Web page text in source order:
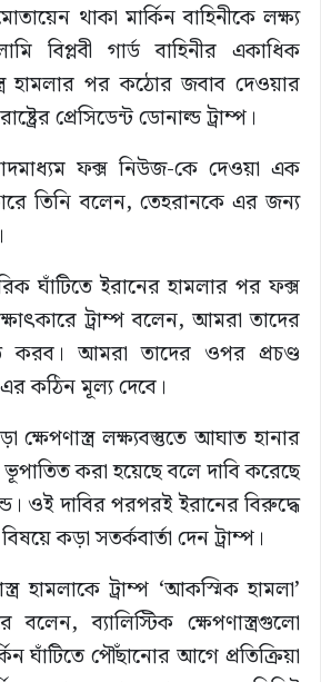
থাকা মার্কিন বাহিনীকে লক্ষ্য
বিপ্লবী গার্ড বাহিনীর একাধিক
হামলার পর কঠোর জবাব দেওয়ার
প্রেসিডেন্ট ডোনাল্ড ট্রাম্প।
ফক্স নিউজ-কে দেওয়া এক
তিনি বলেন, তেহরানকে এর জন্য
ঘাঁটিতে ইরানের হামলার পর ফক্স
ট্রাম্প বলেন, আমরা তাদের
করব। আমরা তাদের ওপর প্রচণ্ড
কঠিন মূল্য দেবে।
ক্ষেপণাস্ত্র লক্ষ্যবস্তুতে আঘাত হানার
করা হয়েছে বলে দাবি করেছে
ওই দাবির পরপরই ইরানের বিরুদ্ধে
কড়া সতর্কবার্তা দেন ট্রাম্প।
হামলাকে ট্রাম্প ‘আকস্মিক হামলা’
বলেন, ব্যালিস্টিক ক্ষেপণাস্ত্রগুলো
ঘাঁটিতে পৌঁছানোর আগে প্রতিক্রিয়া